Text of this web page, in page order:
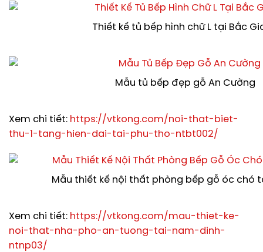
Thiết kế tủ bếp hình chữ L tại Bắc
Mẫu tủ bếp đẹp gỗ An Cường
Xem chi tiết: https://vtkong.com/noi-that-biet-
thu-1-tang-hien-dai-tai-phu-tho-ntbt002/
Mẫu thiết kế nội thất phòng bếp gỗ óc chó
Xem chi tiết: https://vtkong.com/mau-thiet-ke-
noi-that-nha-pho-an-tuong-tai-nam-dinh-
ntnp03/